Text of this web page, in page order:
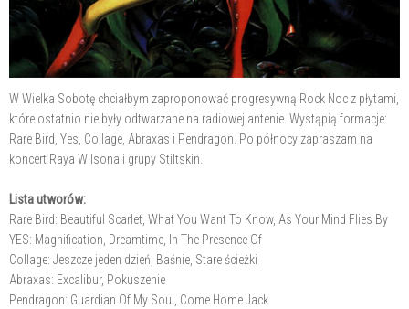
W Wielka Sobotę chciałbym zaproponować progresywną Rock Noc z płytami,
które ostatnio nie były odtwarzane na radiowej antenie. Wystąpią formacje:
Rare Bird, Yes, Collage, Abraxas i Pendragon. Po północy zapraszam na
koncert Raya Wilsona i grupy Stiltskin.
Lista utworów:
Rare Bird: Beautiful Scarlet, What You Want To Know, As Your Mind Flies By
YES: Magnification, Dreamtime, In The Presence Of
Collage: Jeszcze jeden dzień, Baśnie, Stare ścieżki
Abraxas: Excalibur, Pokuszenie
Pendragon: Guardian Of My Soul, Come Home Jack